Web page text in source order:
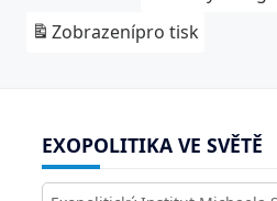
Zobrazenípro tisk
EXOPOLITIKA VE SVĚTĚ